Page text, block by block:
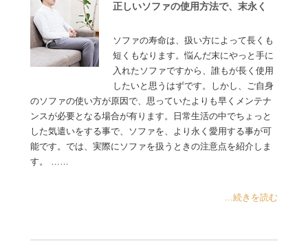
正しいソファの使用方法で、末永く
ソファの寿命は、扱い方によって長くも
短くもなります。悩んだ末にやっと手に
入れたソファですから、誰もが長く使用
したいと思うはずです。しかし、ご自身
のソファの使い方が原因で、思っていたよりも早くメンテナ
ンスが必要となる場合が有ります。日常生活の中でちょっと
した気遣いをする事で、ソファを、より永く愛用する事が可
能です。では、実際にソファを扱うときの注意点を紹介しま
す。 ……
...続きを読む